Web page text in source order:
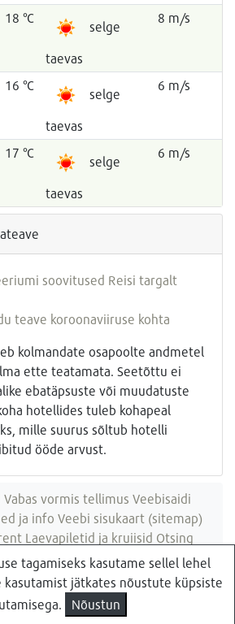
18 °C
selge
taevas
8 m/s
16 °C
selge
taevas
6 m/s
17 °C
selge
taevas
6 m/s
soovitused Reisi targalt
teave koroonaviiruse kohta
kolmandate osapoolte andmetel
ette teatamata. Seetõttu ei
ebatäpsuste või muudatuste
hotellides tuleb kohapeal
mille suurus sõltub hotelli
ööde arvust.
Küsi pakkumist
Vabas vormis tellimus Veebisaidi
ja info Veebi sisukaart (sitemap)
Laevapiletid ja kruiisid Otsing
veebisaidist
Roosikrantsi 8B Tallinn, Eesti
- telefon:
tagamiseks kasutame sellel lehel
kasutamist jätkates nõustute küpsiste
Nõustun